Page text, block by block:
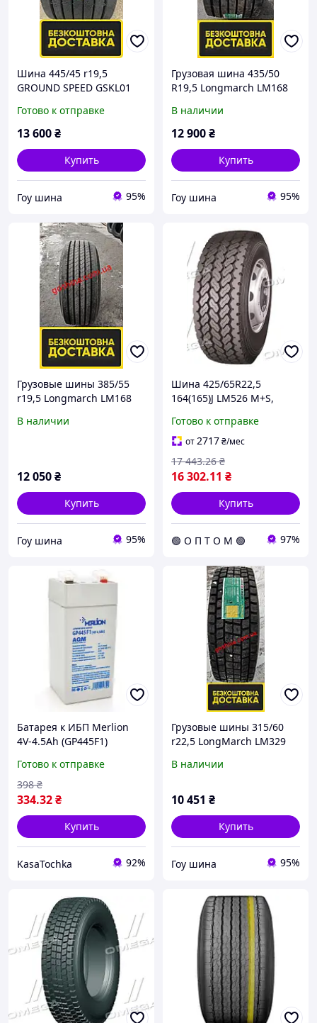
Шина 445/45 r19,5
GROUND SPEED GSKL01
Готово к отправке
13 600₴
Купить
Гоу шина 95%
Грузовая шина 435/50
R19,5 Longmarch LM168
В наличии
12 900₴
Купить
Гоу шина 95%
Грузовые шины 385/55
r19,5 Longmarch LM168
В наличии
12 050₴
Купить
Гоу шина 95%
Шина 425/65R22,5
164(165)J LM526 M+S,
42565225LM526 C.I.U
Готово к отправке
от2717₴/мес
16 302.11 ₴
17 443.26 ₴
Купить
🟢 О П Т О М 🟢 97%
Батарея к ИБП Merlion
4V-4.5Ah (GP445F1)
Готово к отправке
334.32₴
398 ₴
Купить
KasaTochka 92%
Грузовые шины 315/60
r22,5 LongMarch LM329
В наличии
10 451 ₴
Купить
Гоу шина 95%